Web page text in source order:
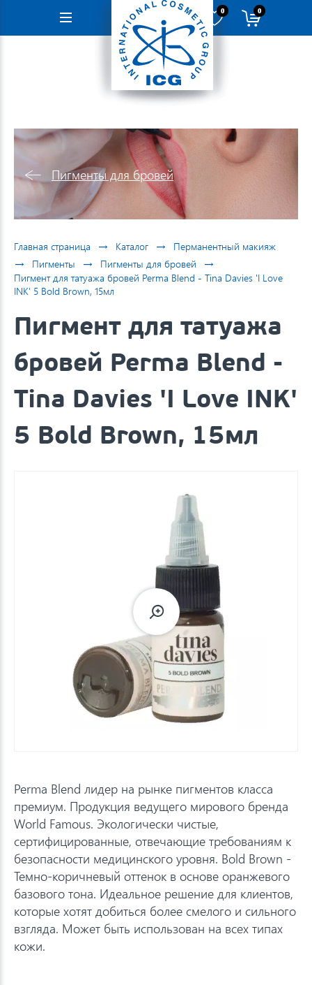
Навигация
0 0
Пигменты для бровей
Главная страница → Каталог → Перманентный макияж
→ Пигменты → Пигменты для бровей →
Пигмент для татуажа бровей Perma Blend - Tina Davies 'I Love
INK' 5 Bold Brown, 15мл
Пигмент для татуажа
бровей Perma Blend -
Tina Davies 'I Love INK'
5 Bold Brown, 15мл
Perma Blend лидер на рынке пигментов класса
премиум. Продукция ведущего мирового бренда
World Famous. Экологически чистые,
сертифицированные, отвечающие требованиям к
безопасности медицинского уровня. Bold Brown -
Темно-коричневый оттенок в основе оранжевого
базового тона. Идеальное решение для клиентов,
которые хотят добиться более смелого и сильного
взгляда. Может быть использован на всех типах
кожи.